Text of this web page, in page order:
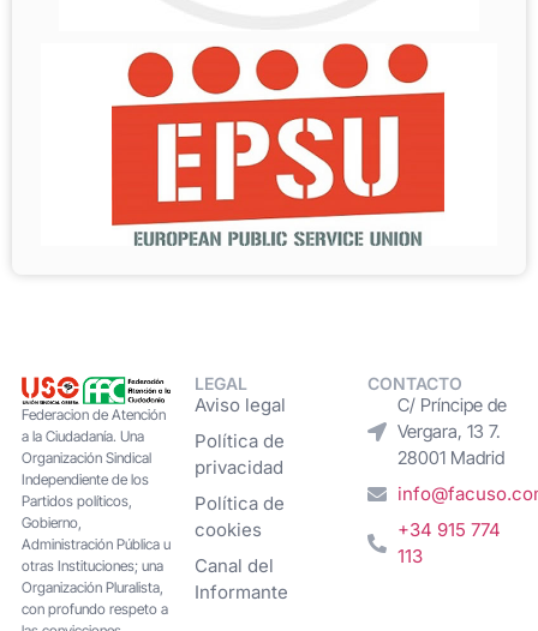
Federacion de Atención
a la Ciudadanía. Una
Organización Sindical
Independiente de los
Partidos políticos,
Gobierno,
Administración Pública u
otras Instituciones; una
Organización Pluralista,
con profundo respeto a
LEGAL
Aviso legal
Política de
privacidad
Política de
cookies
Canal del
Informante
CONTACTO
C/ Príncipe de
Vergara, 13 7.
28001 Madrid
+34 915 774
113